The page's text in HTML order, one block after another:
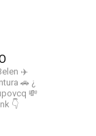
✈️
🚗 ¿
💸
👇